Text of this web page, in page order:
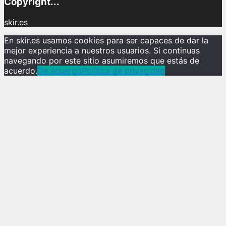
skir.es
En skir.es usamos cookies para ser capaces de dar la
mejor experiencia a nuestros usuarios. Si continuas
navegando por este sitio asumiremos que estás de
acuerdo.De acuerdoPolítica de privacidad